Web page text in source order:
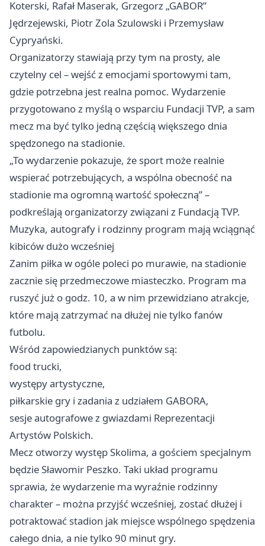
Koterski, Rafał Maserak, Grzegorz „GABOR”
Jędrzejewski, Piotr Zola Szulowski i Przemysław
Cypryański.
Organizatorzy stawiają przy tym na prosty, ale
czytelny cel – wejść z emocjami sportowymi tam,
gdzie potrzebna jest realna pomoc. Wydarzenie
przygotowano z myślą o wsparciu Fundacji TVP, a sam
mecz ma być tylko jedną częścią większego dnia
spędzonego na stadionie.
„To wydarzenie pokazuje, że sport może realnie
wspierać potrzebujących, a wspólna obecność na
stadionie ma ogromną wartość społeczną” –
podkreślają organizatorzy związani z Fundacją TVP.
Muzyka, autografy i rodzinny program mają wciągnąć
kibiców dużo wcześniej
Zanim piłka w ogóle poleci po murawie, na stadionie
zacznie się przedmeczowe miasteczko. Program ma
ruszyć już o godz. 10, a w nim przewidziano atrakcje,
które mają zatrzymać na dłużej nie tylko fanów
futbolu.
Wśród zapowiedzianych punktów są:
food trucki,
występy artystyczne,
piłkarskie gry i zadania z udziałem GABORA,
sesje autografowe z gwiazdami Reprezentacji
Artystów Polskich.
Mecz otworzy występ Skolima, a gościem specjalnym
będzie Sławomir Peszko. Taki układ programu
sprawia, że wydarzenie ma wyraźnie rodzinny
charakter – można przyjść wcześniej, zostać dłużej i
potraktować stadion jak miejsce wspólnego spędzenia
całego dnia, a nie tylko 90 minut gry.